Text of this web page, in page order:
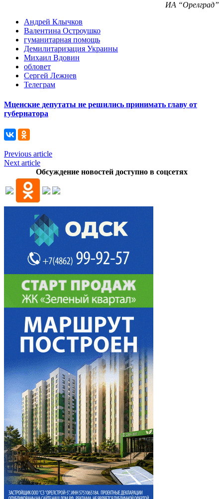
ИА “Орелград”
Андрей Клычков
Валентина Остроушко
гуманитарная помощь
Демилитаризация Украины
Михаил Вдовин
обловет
Сергей Лежнев
Телеграм
Мценские депутаты не решились принимать главу от
губернатора
Previous article
Next article
Обсуждение новостей доступно в соцсетях